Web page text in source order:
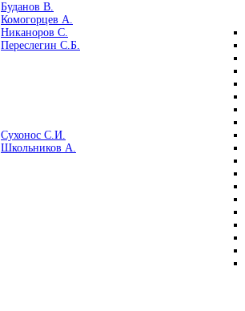
Буданов В.
Комогорцев А.
Никаноров С.
Переслегин С.Б.
Сухонос С.И.
Школьников А.